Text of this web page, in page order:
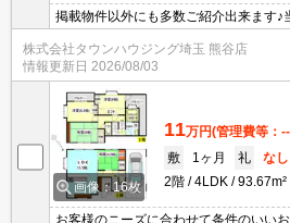
掲載物件以外にも多数ご紹介出来ます♪
見可能です！メールでのお問い合わせ
ますとスムーズに御対応できます♪
株式会社タウンハウジング埼玉 熊谷店
情報更新日 2026/08/03
画像：16枚
11万円(管理費等：
敷
1ヶ月 礼
なし
2階
4LDK 93.67m²
お客様のニーズに合わせて条件のいい